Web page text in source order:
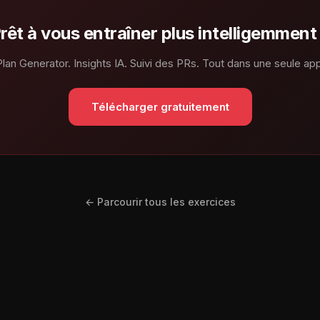
à vous entraîner plus intelligemment
Generator. Insights IA. Suivi des PRs. Tout dans une seule
Télécharger gratuitement
← Parcourir tous les exercices